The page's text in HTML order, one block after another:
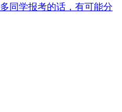
同学报考的话，有可能分